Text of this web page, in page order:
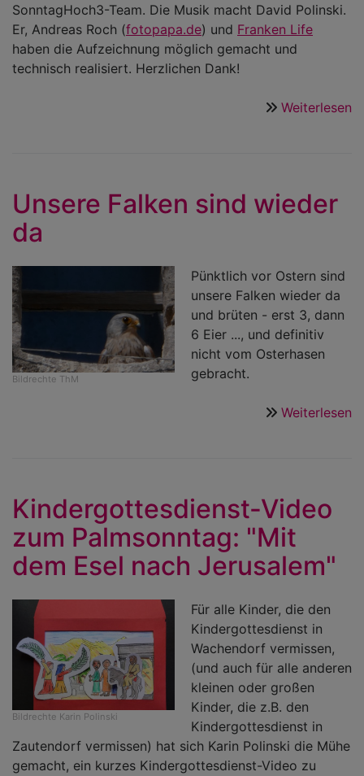
SonntagHoch3-Team. Die Musik macht David Polinski.
Er, Andreas Roch (fotopapa.de) und Franken Life
haben die Aufzeichnung möglich gemacht und
technisch realisiert. Herzlichen Dank!
Weiterlesen
Unsere Falken sind wieder
da
Bildrechte ThM
Pünktlich vor Ostern sind
unsere Falken wieder da
und brüten - erst 3, dann
6 Eier ..., und definitiv
nicht vom Osterhasen
gebracht.
Weiterlesen
Kindergottesdienst-Video
zum Palmsonntag: "Mit
dem Esel nach Jerusalem"
Bildrechte Karin Polinski
Für alle Kinder, die den
Kindergottesdienst in
Wachendorf vermissen,
(und auch für alle anderen
kleinen oder großen
Kinder, die z.B. den
Kindergottesdienst in
Zautendorf vermissen) hat sich Karin Polinski die Mühe
gemacht, ein kurzes Kindergottesdienst-Video zu